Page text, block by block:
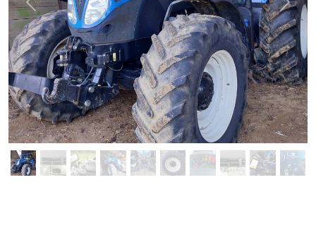
Previous Next